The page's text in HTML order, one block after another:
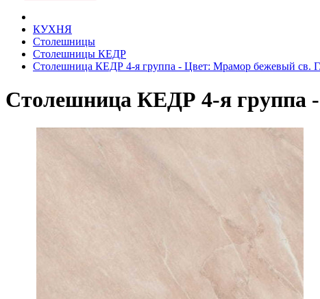
КУХНЯ
Столешницы
Столешницы КЕДР
Столешница КЕДР 4-я группа - Цвет: Мрамор бежевый св.
Столешница КЕДР 4-я